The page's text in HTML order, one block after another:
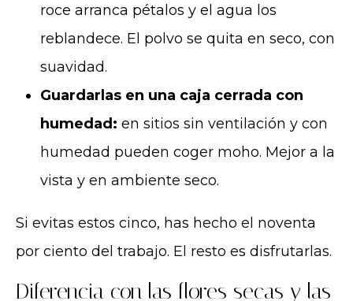
roce arranca pétalos y el agua los
reblandece. El polvo se quita en seco, con
suavidad.
Guardarlas en una caja cerrada con
humedad: en sitios sin ventilación y con
humedad pueden coger moho. Mejor a la
vista y en ambiente seco.
Si evitas estos cinco, has hecho el noventa
por ciento del trabajo. El resto es disfrutarlas.
Diferencia con las flores secas y las